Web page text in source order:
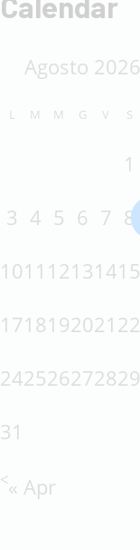
Agosto 2026
L M M G V S
1
3 4 5 6 7 8
1011 12131415
1718192021 22
242526272829
31
« Apr